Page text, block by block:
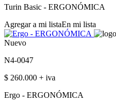
Turin Basic - ERGONÓMICA
Agregar a mi listaEn mi lista
Nuevo
N4-0047
$ 260.000 + iva
Ergo - ERGONÓMICA